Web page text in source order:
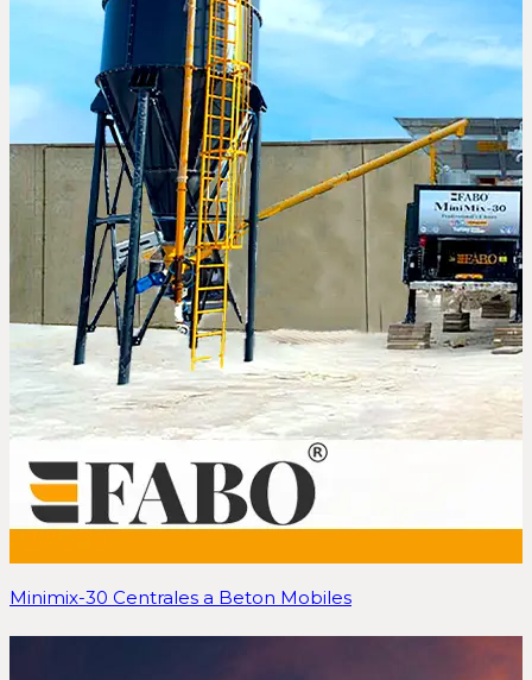
Minimix-30 Centrales a Beton Mobiles